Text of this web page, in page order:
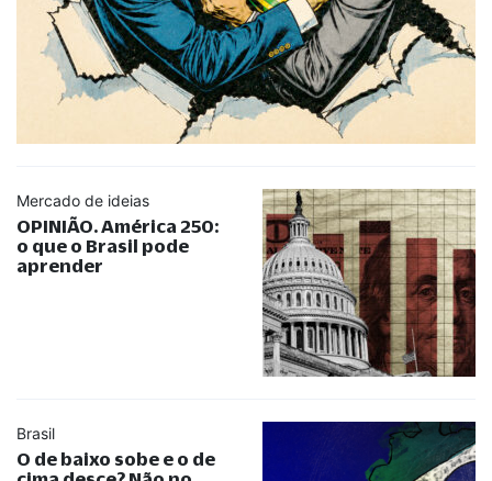
Mercado de ideias
OPINIÃO. América 250:
o que o Brasil pode
aprender
Brasil
O de baixo sobe e o de